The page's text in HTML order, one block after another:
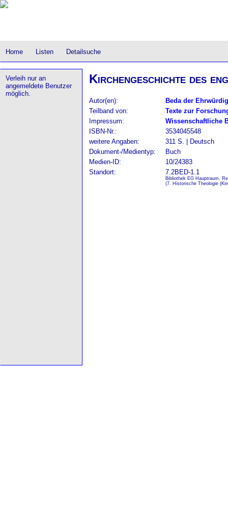
Home Listen Detailsuche
Verleih nur an
angemeldete Benutzer
möglich.
Kirchengeschichte des
Autor(en):
Beda der
Teilband von:
Texte zur
Impressum:
Wissenschaftliche
ISBN-Nr.:
3534045548
weitere Angaben:
311 S. | Deutsch
Dokument-/Medientyp:
Buch
Medien-ID:
10/24383
Standort:
7.2BED-1.1
Bibliothek EG Hauptraum,
(7. Historische Theologie